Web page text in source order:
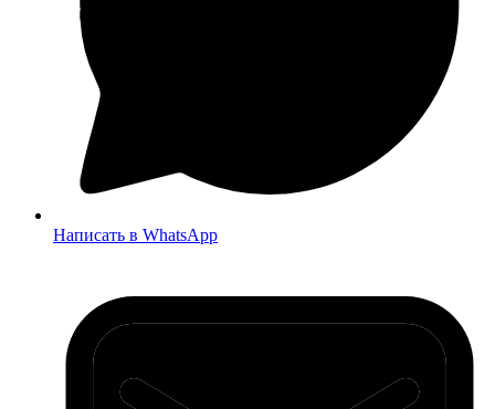
Написать в WhatsApp